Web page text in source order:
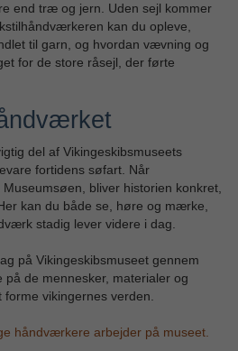
end træ og jern. Uden sejl kommer
kan du opleve,
til garn, og hvordan vævning og
for de store råsejl, der førte
del af Vikingeskibsmuseets
fortidens søfart. Når
bliver historien konkret,
kan du både se, høre og mærke,
stadig lever videre i dag.
på Vikingeskibsmuseet gennem
de mennesker, materialer og
vikingernes verden.
håndværkere arbejder på museet.